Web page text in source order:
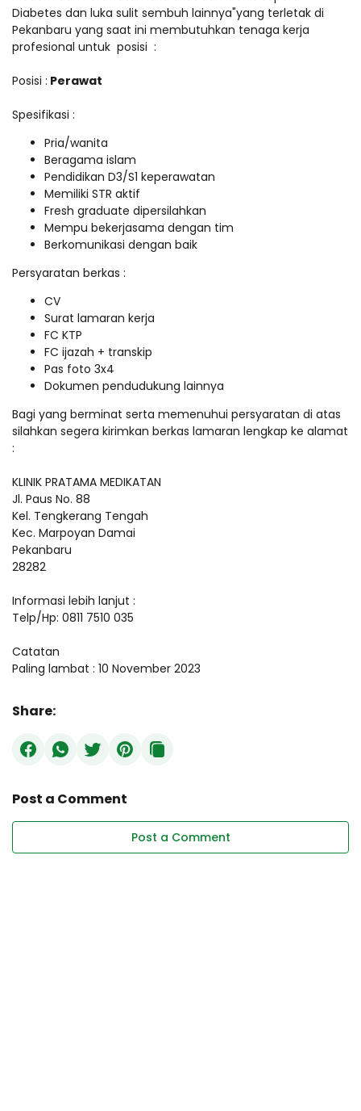
Diabetes dan luka sulit sembuh lainnya"yang terletak di
Pekanbaru yang saat ini membutuhkan tenaga kerja
profesional untuk posisi :
Posisi : Perawat
Spesifikasi :
Pria/wanita
Beragama islam
Pendidikan D3/S1 keperawatan
Memiliki STR aktif
Fresh graduate dipersilahkan
Mempu bekerjasama dengan tim
Berkomunikasi dengan baik
Persyaratan berkas :
CV
Surat lamaran kerja
FC KTP
FC ijazah + transkip
Pas foto 3x4
Dokumen pendudukung lainnya
Bagi yang berminat serta memenuhui persyaratan di atas
silahkan segera kirimkan berkas lamaran lengkap ke alamat
:
KLINIK PRATAMA MEDIKATAN
Jl. Paus No. 88
Kel. Tengkerang Tengah
Kec. Marpoyan Damai
Pekanbaru
28282
Informasi lebih lanjut :
Telp/Hp: 0811 7510 035
Catatan
Paling lambat : 10 November 2023
Share:
Post a Comment
Post a Comment